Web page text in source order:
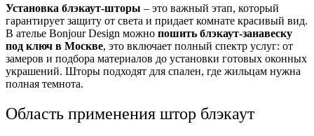
Установка блэкаут-шторы – это важный этап, который
гарантирует защиту от света и придает комнате красивый вид.
В ателье Bonjour Design можно пошить блэкаут-занавеску
под ключ в Москве, это включает полный спектр услуг: от
замеров и подбора материалов до установки готовых оконных
украшений. Шторы подходят для спален, где жильцам нужна
полная темнота.
Область применения штор блэкаут